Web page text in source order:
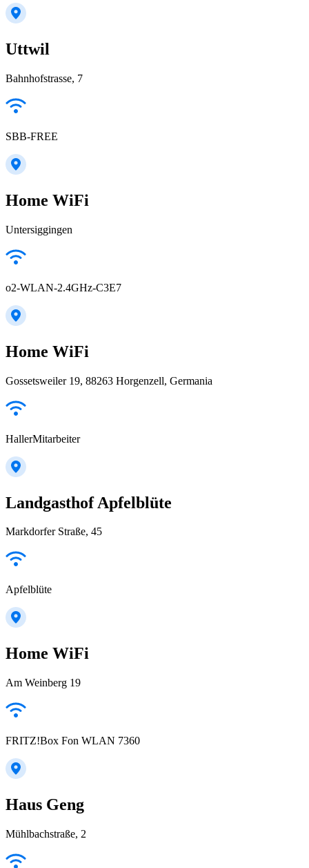
Uttwil
Bahnhofstrasse, 7
SBB-FREE
Home WiFi
Untersiggingen
o2-WLAN-2.4GHz-C3E7
Home WiFi
Gossetsweiler 19, 88263 Horgenzell, Germania
HallerMitarbeiter
Landgasthof Apfelblüte
Markdorfer Straße, 45
Apfelblüte
Home WiFi
Am Weinberg 19
FRITZ!Box Fon WLAN 7360
Haus Geng
Mühlbachstraße, 2